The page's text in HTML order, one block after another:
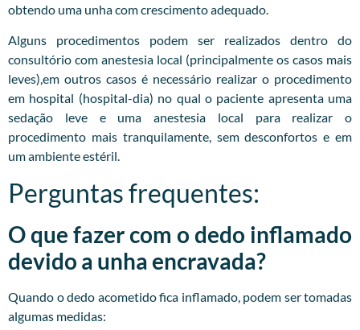
obtendo uma unha com crescimento adequado.
Alguns procedimentos podem ser realizados dentro do
consultório com anestesia local (principalmente os casos mais
leves),em outros casos é necessário realizar o procedimento
em hospital (hospital-dia) no qual o paciente apresenta uma
sedação leve e uma anestesia local para realizar o
procedimento mais tranquilamente, sem desconfortos e em
um ambiente estéril.
Perguntas frequentes:
O que fazer com o dedo inflamado
devido a unha encravada?
Quando o dedo acometido fica inflamado, podem ser tomadas
algumas medidas: